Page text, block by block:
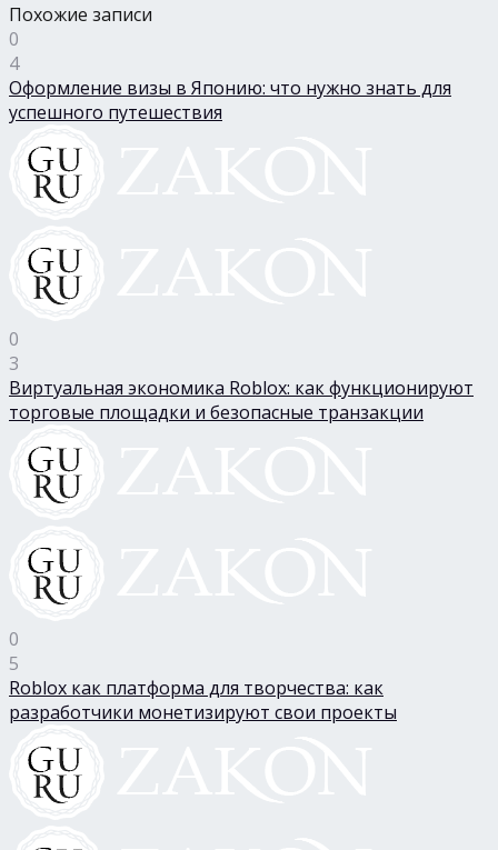
Похожие записи
0
4
Оформление визы в Японию: что нужно знать для
успешного путешествия
0
3
Виртуальная экономика Roblox: как функционируют
торговые площадки и безопасные транзакции
0
5
Roblox как платформа для творчества: как
разработчики монетизируют свои проекты